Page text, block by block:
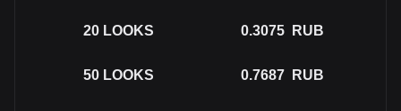
20 LOOKS 0.3075 RUB
50 LOOKS 0.7687 RUB